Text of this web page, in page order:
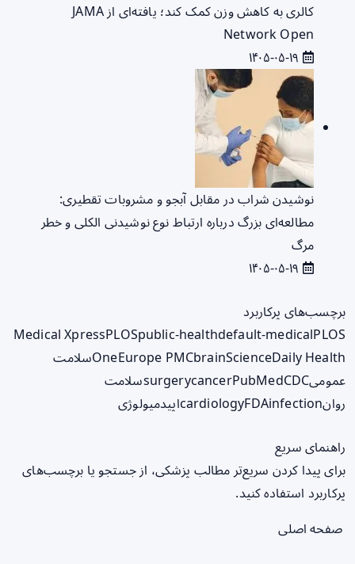
کالری به کاهش وزن کمک کند؛ یافته‌ای از JAMA
Network Open
نوشیدن شراب در مقابل آبجو و مشروبات تقطیری:
مطالعه‌ای بزرگ درباره ارتباط نوع نوشیدنی الکلی و خطر
مرگ
برچسب‌های پرکاربرد
Medical XpressPLOSpublic-healthdefault-medicalPLOS
OneEurope PMCbrainScienceDaily Health
سلامت
عمومی
surgerycancerPubMedCDC
سلامت
روان
cardiologyFDAinfection اپیدمیولوژی
راهنمای سریع
برای پیدا کردن سریع‌تر مطالب پزشکی، از جستجو یا برچسب‌های
پرکاربرد استفاده کنید.
صفحه اصلی